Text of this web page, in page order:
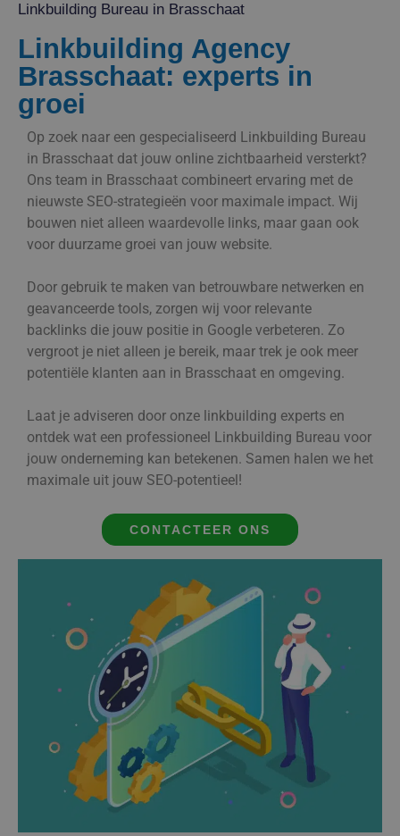
Linkbuilding Bureau in Brasschaat
Linkbuilding Agency
Brasschaat: experts in
groei
Op zoek naar een gespecialiseerd Linkbuilding Bureau
in Brasschaat dat jouw online zichtbaarheid versterkt?
Ons team in Brasschaat combineert ervaring met de
nieuwste SEO-strategieën voor maximale impact. Wij
bouwen niet alleen waardevolle links, maar gaan ook
voor duurzame groei van jouw website.
Door gebruik te maken van betrouwbare netwerken en
geavanceerde tools, zorgen wij voor relevante
backlinks die jouw positie in Google verbeteren. Zo
vergroot je niet alleen je bereik, maar trek je ook meer
potentiële klanten aan in Brasschaat en omgeving.
Laat je adviseren door onze linkbuilding experts en
ontdek wat een professioneel Linkbuilding Bureau voor
jouw onderneming kan betekenen. Samen halen we het
maximale uit jouw SEO-potentieel!
CONTACTEER ONS